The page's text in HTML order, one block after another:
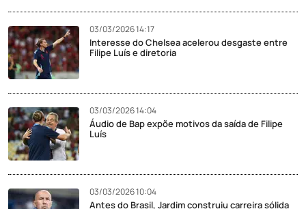
03/03/2026 14:17
Interesse do Chelsea acelerou desgaste entre
Filipe Luís e diretoria
03/03/2026 14:04
Áudio de Bap expõe motivos da saída de Filipe
Luís
03/03/2026 10:04
Antes do Brasil, Jardim construiu carreira sólida